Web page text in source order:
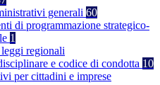
generali 60
di programmazione strategico-
1
leggi regionali
e codice di condotta 10
per cittadini e imprese